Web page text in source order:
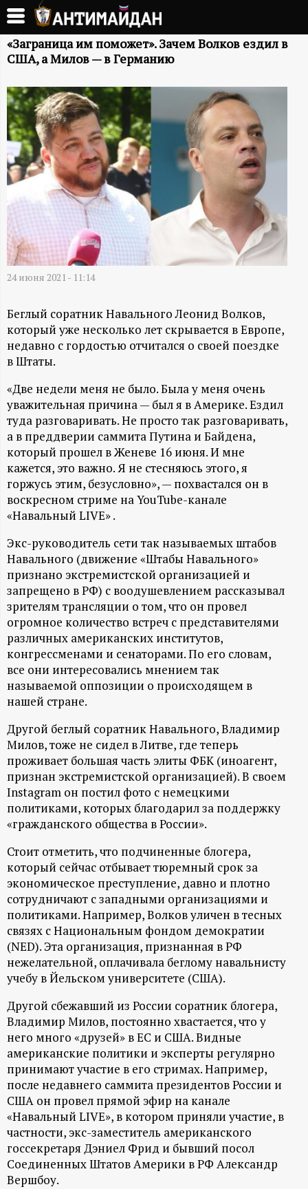
Перейти
основному
содержанию
А
Т
И
М
А
Й
Д
А
Н
-
и
н
ф
о
р
м
а
ц
и
о
н
н
ы
й
п
о
р
т
а
л
«Заграница им поможет». Зачем Волков ездил в
США, а Милов — в Германию
24 июня 2021 - 11:14
Беглый соратник Навального Леонид Волков,
который уже несколько лет скрывается в Европе,
недавно с гордостью отчитался о своей поездке
в Штаты.
«Две недели меня не было. Была у меня очень
уважительная причина — был я в Америке. Ездил
туда разговаривать. Не просто так разговаривать,
а в преддверии саммита Путина и Байдена,
который прошел в Женеве 16 июня. И мне
кажется, это важно. Я не стесняюсь этого, я
горжусь этим, безусловно», — похвастался он в
воскресном стриме на YouTube-канале
«Навальный LIVE» .
Экс-руководитель сети так называемых штабов
Навального (движение «Штабы Навального»
признано экстремистской организацией и
запрещено в РФ) с воодушевлением рассказывал
зрителям трансляции о том, что он провел
огромное количество встреч с представителями
различных американских институтов,
конгрессменами и сенаторами. По его словам,
все они интересовались мнением так
называемой оппозиции о происходящем в
нашей стране.
Другой беглый соратник Навального, Владимир
Милов, тоже не сидел в Литве, где теперь
проживает большая часть элиты ФБК (иноагент,
признан экстремистской организацией). В своем
Instagram он постил фото с немецкими
политиками, которых благодарил за поддержку
«гражданского общества в России».
Стоит отметить, что подчиненные блогера,
который сейчас отбывает тюремный срок за
экономическое преступление, давно и плотно
сотрудничают с западными организациями и
политиками. Например, Волков уличен в тесных
связях с Национальным фондом демократии
(NED). Эта организация, признанная в РФ
нежелательной, оплачивала беглому навальнисту
учебу в Йельском университете (США).
Другой сбежавший из России соратник блогера,
Владимир Милов, постоянно хвастается, что у
него много «друзей» в ЕС и США. Видные
американские политики и эксперты регулярно
принимают участие в его стримах. Например,
после недавнего саммита президентов России и
США он провел прямой эфир на канале
«Навальный LIVE», в котором приняли участие, в
частности, экс-заместитель американского
госсекретаря Дэниел Фрид и бывший посол
Соединенных Штатов Америки в РФ Александр
Вершбоу.